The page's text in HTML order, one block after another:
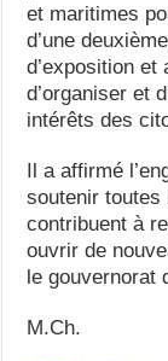
et maritimes
d’une
d’exposition
d’organiser et
intérêts des
Il a affirmé
soutenir
contribuent à
ouvrir de
le gouvernorat
M.Ch.